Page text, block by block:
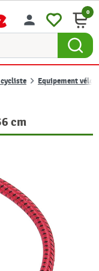
person 0
Equipement vélo
cm